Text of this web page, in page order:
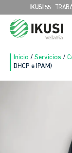
IKUSI 55
Search
for:
Inicio / Servicios /
DHCP e IPAM)